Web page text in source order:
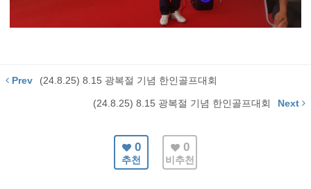
Prev (24.8.25) 8.15 광복절 기념 한인골프대회
(24.8.25) 8.15 광복절 기념 한인골프대회 Next
0
추천
0
비추천